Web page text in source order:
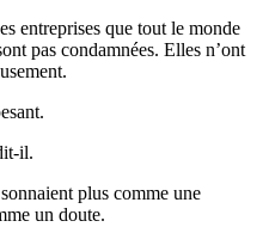
entreprises que tout le monde
pas condamnées. Elles n’ont
il.
plus comme une
un doute.